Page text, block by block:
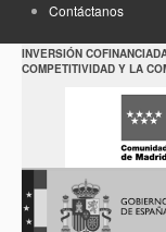
Contáctanos
INVERSIÓN
COMPETITIVIDAD Y LA